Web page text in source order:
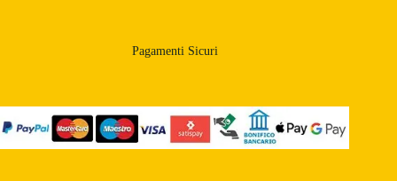
Pagamenti Sicuri